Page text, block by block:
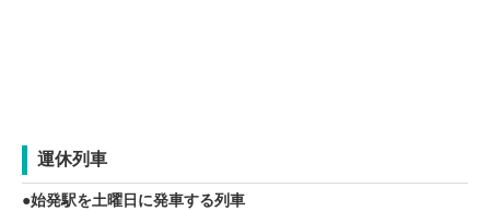
運休列車
始発駅を土曜日に発車する列車